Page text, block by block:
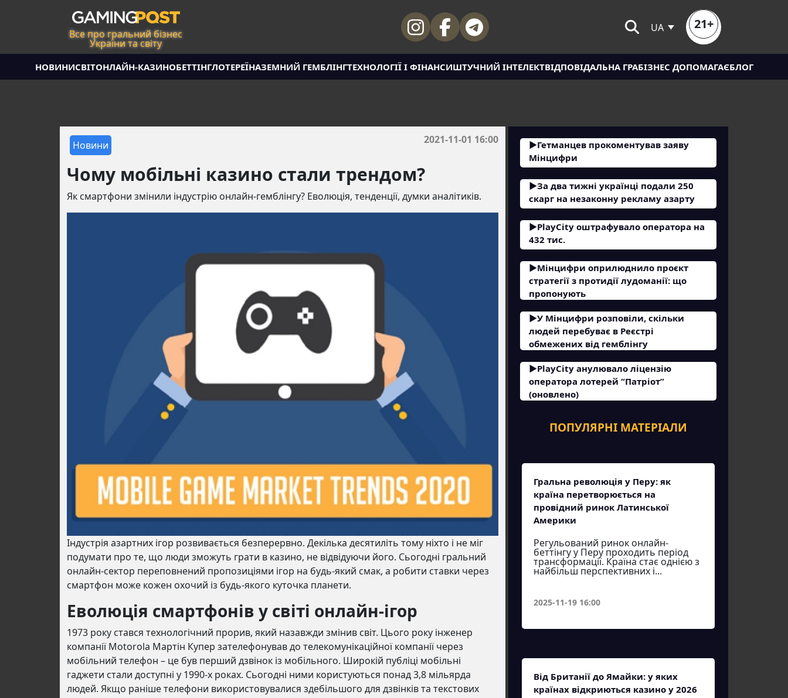
Все про гральний бізнес
України та світу
UA 21+
НОВИНИСВІТОНЛАЙН-КАЗИНОБЕТТІНГЛОТЕРЕЇНАЗЕМНИЙ ГЕМБЛІНГТЕХНОЛОГІЇ І ФІНАНСИШТУЧНИЙ ІНТЕЛЕКТВІДПОВІДАЛЬНА ГРАБІЗНЕС ДОПОМАГАЄБЛОГ
Новини 2021-11-01 16:00
Чому мобільні казино стали трендом?
Як смартфони змінили індустрію онлайн-гемблінгу? Еволюція, тенденції, думки аналітиків.
Індустрія азартних ігор розвивається безперервно. Декілька десятиліть тому ніхто і не міг
подумати про те, що люди зможуть грати в казино, не відвідуючи його. Сьогодні гральний
онлайн-сектор переповнений пропозиціями ігор на будь-який смак, а робити ставки через
смартфон може кожен охочий із будь-якого куточка планети.
Еволюція смартфонів у світі онлайн-ігор
1973 року стався технологічний прорив, який назавжди змінив світ. Цього року інженер
компанії Motorola Мартін Купер зателефонував до телекомунікаційної компанії через
мобільний телефон – це був перший дзвінок із мобільного. Широкій публіці мобільні
гаджети стали доступні у 1990-х роках. Сьогодні ними користуються понад 3,8 мільярда
людей. Якщо раніше телефони використовувалися здебільшого для дзвінків та текстових
Гетманцев прокоментував заяву
Мінцифри
За два тижні українці подали 250
скарг на незаконну рекламу азарту
PlayCity оштрафувало оператора на
432 тис.
Мінцифри оприлюднило проєкт
стратегії з протидії лудоманії: що
пропонують
У Мінцифри розповіли, скільки
людей перебуває в Реєстрі
обмежених від гемблінгу
PlayCity анулювало ліцензію
оператора лотерей “Патріот”
(оновлено)
ПОПУЛЯРНІ МАТЕРІАЛИ
Гральна революція у Перу: як
країна перетворюється на
провідний ринок Латинської
Америки
Регульований ринок онлайн-
беттінгу у Перу проходить період
трансформації. Країна стає однією з
найбільш перспективних і...
2025-11-19 16:00
Від Британії до Ямайки: у яких
країнах відкриються казино у 2026